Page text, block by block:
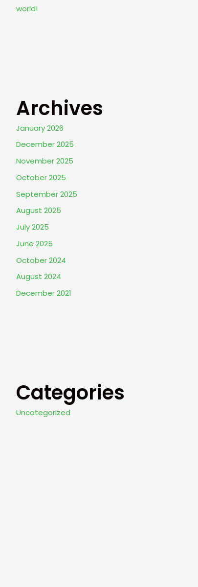
world!
Archives
January 2026
December 2025
November 2025
October 2025
September 2025
August 2025
July 2025
June 2025
October 2024
August 2024
December 2021
Categories
Uncategorized